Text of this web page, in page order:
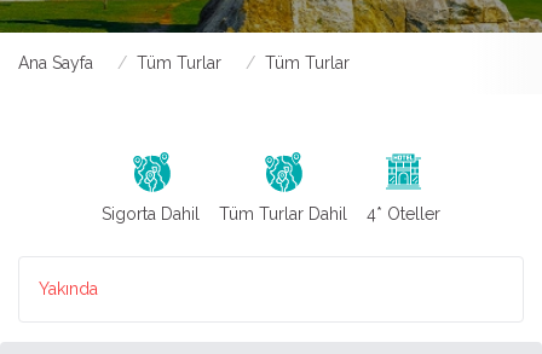
Ana Sayfa Tüm Turlar Tüm Turlar
Sigorta Dahil Tüm Turlar Dahil 4* Oteller
Yakında